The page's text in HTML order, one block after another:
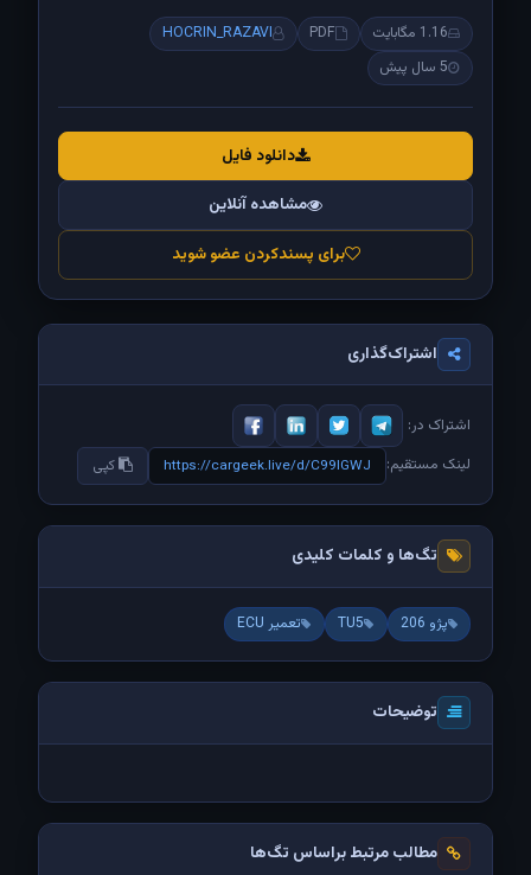
1.16 مگابایت PDF
HOCRIN_RAZAVI
5 سال پیش
دانلود فایل
مشاهده آنلاین
برای پسندکردن عضو شوید
اشتراک‌گذاری
اشتراک در:
لینک مستقیم: https://cargeek.live/d/C99IGWJ کپی
تگ‌ها و کلمات کلیدی
پژو 206 TU5 تعمیر ECU
توضیحات
مطالب مرتبط براساس تگ‌ها